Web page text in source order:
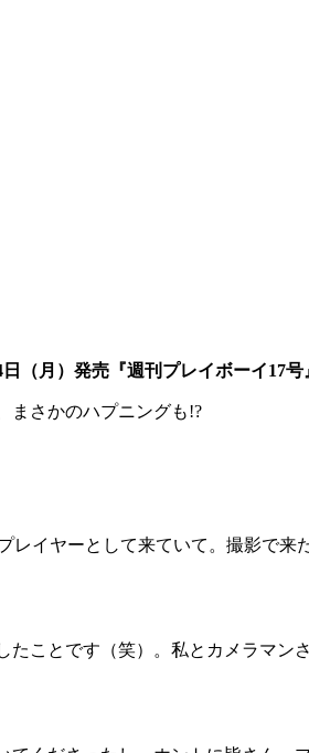
日（月）発売『週刊プレイボーイ17
まさかのハプニングも!?
イヤーとして来ていて。撮影で来
ことです（笑）。私とカメラマン